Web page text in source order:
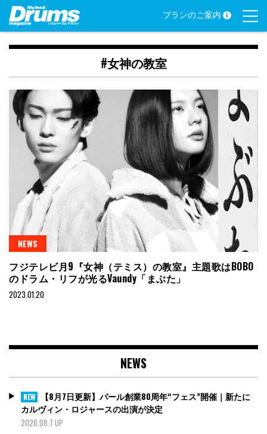
Skip
content
プランのご案内
#女神の教室
NEWS
フジテレビ月9『女神（テミス）の教室』主題歌はBOBO
のドラム・リフが光るVaundy「まぶた」
2023.01.20
NEWS
NEW
【8月7日更新】パール創業80周年“フェス”開催｜新たに
カルヴィン・ロジャースの出演が決定
2026.08.7 UP